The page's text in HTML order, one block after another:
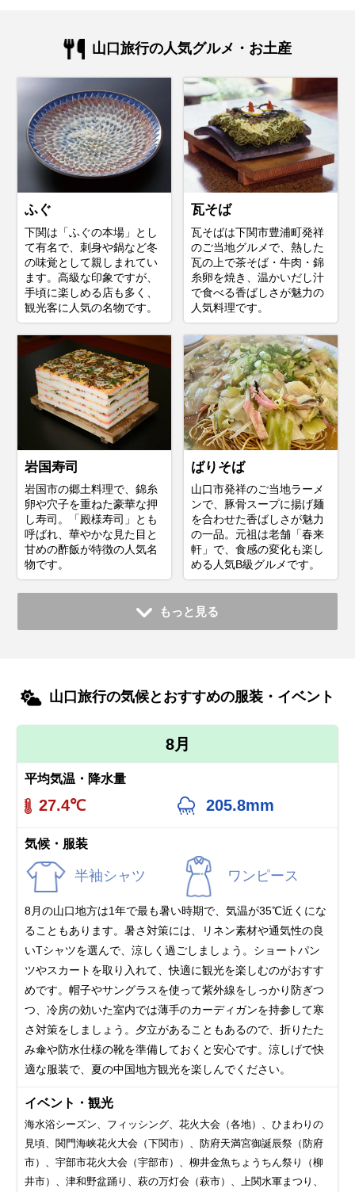
山口旅行の人気グルメ・お土産
ふぐ
下関は「ふぐの本場」とし
て有名で、刺身や鍋など冬
の味覚として親しまれてい
ます。高級な印象ですが、
手頃に楽しめる店も多く、
観光客に人気の名物です。
瓦そば
瓦そばは下関市豊浦町発祥
のご当地グルメで、熱した
瓦の上で茶そば・牛肉・錦
糸卵を焼き、温かいだし汁
で食べる香ばしさが魅力の
人気料理です。
岩国寿司
岩国市の郷土料理で、錦糸
卵や穴子を重ねた豪華な押
し寿司。「殿様寿司」とも
呼ばれ、華やかな見た目と
甘めの酢飯が特徴の人気名
物です。
ばりそば
山口市発祥のご当地ラーメ
ンで、豚骨スープに揚げ麺
を合わせた香ばしさが魅力
の一品。元祖は老舗「春来
軒」で、食感の変化も楽し
める人気B級グルメです。
もっと見る
山口旅行の気候とおすすめの服装・イベント
8月
平均気温・降水量
27.4℃ 205.8mm
気候・服装
半袖シャツ ワンピース
8月の山口地方は1年で最も暑い時期で、気温が35℃近くにな
ることもあります。暑さ対策には、リネン素材や通気性の良
いTシャツを選んで、涼しく過ごしましょう。ショートパン
ツやスカートを取り入れて、快適に観光を楽しむのがおすす
めです。帽子やサングラスを使って紫外線をしっかり防ぎつ
つ、冷房の効いた室内では薄手のカーディガンを持参して寒
さ対策をしましょう。夕立があることもあるので、折りたた
み傘や防水仕様の靴を準備しておくと安心です。涼しげで快
適な服装で、夏の中国地方観光を楽しんでください。
イベント・観光
海水浴シーズン、フィッシング、花火大会（各地）、ひまわりの
見頃、関門海峡花火大会（下関市）、防府天満宮御誕辰祭（防府
市）、宇部市花火大会（宇部市）、柳井金魚ちょうちん祭り（柳
井市）、津和野盆踊り、萩の万灯会（萩市）、上関水軍まつり、